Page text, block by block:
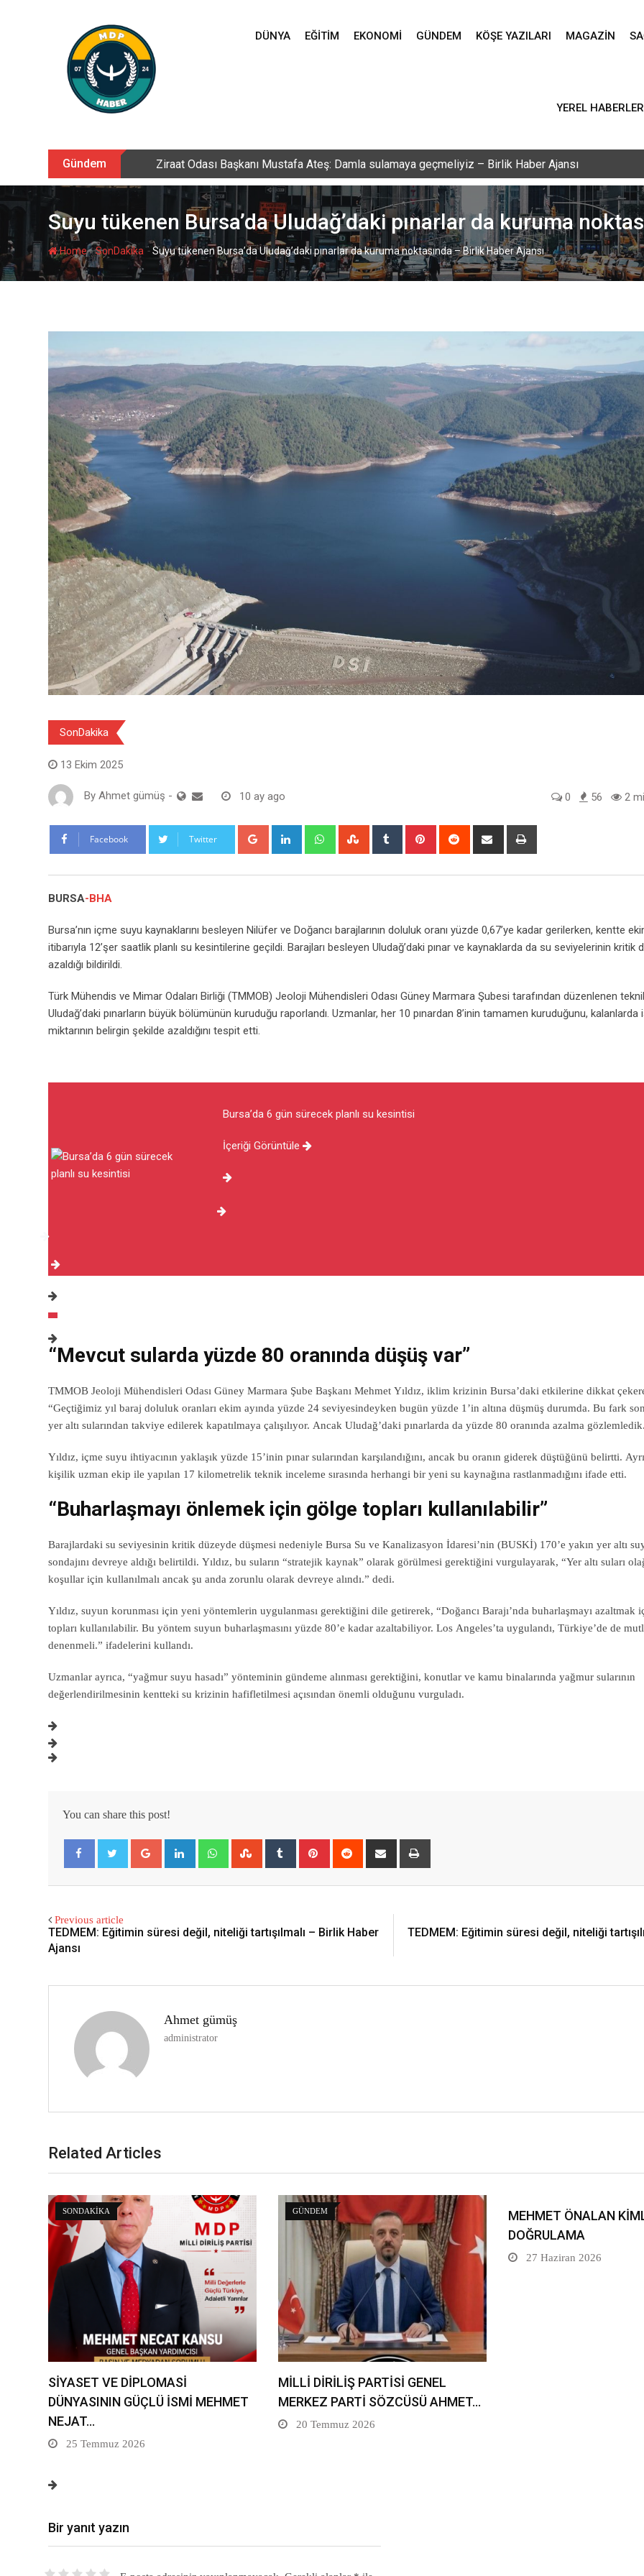
DÜNYA EĞITIM EKONOMI GÜNDEM KÖŞE YAZILARI MAGAZIN
YEREL HABERLER
Gündem Sarıkamış’ta hanımlara yönelik Mevlid-i Nebi programı düzenlendi – Birlik Haber Ajansı
Suyu tükenen Bursa’da Uludağ’daki pınarlar da kuruma
Home-SonDakika-Suyu tükenen Bursa’da Uludağ’daki pınarlar da kuruma noktasında – Birlik Haber Ajansı
SonDakika
13 Ekim 2025
By Ahmet gümüş - 10 ay ago 0 56 2
Facebook Twitter Google+ LinkedIn WhatsappStumbleUpon
Tumblr Pinterest Reddit
Share
BURSA-BHA
Bursa’nın içme suyu kaynaklarını besleyen Nilüfer ve Doğancı barajlarının doluluk oranı yüzde 0,67’ye kadar gerilerken, kentte
itibarıyla 12’şer saatlik planlı su kesintilerine geçildi. Barajları besleyen Uludağ’daki pınar ve kaynaklarda da su seviyelerinin kritik
azaldığı bildirildi.
Türk Mühendis ve Mimar Odaları Birliği (TMMOB) Jeoloji Mühendisleri Odası Güney Marmara Şubesi tarafından düzenlenen
Uludağ’daki pınarların büyük bölümünün kuruduğu raporlandı. Uzmanlar, her 10 pınardan 8’inin tamamen kuruduğunu, kalanlarda
miktarının belirgin şekilde azaldığını tespit etti.
Bursa’da 6 gün sürecek planlı su kesintisi
İçeriği Görüntüle
“Mevcut sularda yüzde 80 oranında düşüş var”
TMMOB Jeoloji Mühendisleri Odası Güney Marmara Şube Başkanı Mehmet Yıldız, iklim krizinin Bursa’daki etkilerine dikkat
“Geçtiğimiz yıl baraj doluluk oranları ekim ayında yüzde 24 seviyesindeyken bugün yüzde 1’in altına düşmüş durumda. Bu fark
yer altı sularından takviye edilerek kapatılmaya çalışılıyor. Ancak Uludağ’daki pınarlarda da yüzde 80 oranında azalma
Yıldız, içme suyu ihtiyacının yaklaşık yüzde 15’inin pınar sularından karşılandığını, ancak bu oranın giderek düştüğünü belirtti.
kişilik uzman ekip ile yapılan 17 kilometrelik teknik inceleme sırasında herhangi bir yeni su kaynağına rastlanmadığını ifade etti.
“Buharlaşmayı önlemek için gölge topları kullanılabilir”
Barajlardaki su seviyesinin kritik düzeyde düşmesi nedeniyle Bursa Su ve Kanalizasyon İdaresi’nin (BUSKİ) 170’e yakın yer altı
sondajını devreye aldığı belirtildi. Yıldız, bu suların “stratejik kaynak” olarak görülmesi gerektiğini vurgulayarak, “Yer altı suları
koşullar için kullanılmalı ancak şu anda zorunlu olarak devreye alındı.” dedi.
Yıldız, suyun korunması için yeni yöntemlerin uygulanması gerektiğini dile getirerek, “Doğancı Barajı’nda buharlaşmayı azaltmak
topları kullanılabilir. Bu yöntem suyun buharlaşmasını yüzde 80’e kadar azaltabiliyor. Los Angeles’ta uygulandı, Türkiye’de de
denenmeli.” ifadelerini kullandı.
Uzmanlar ayrıca, “yağmur suyu hasadı” yönteminin gündeme alınması gerektiğini, konutlar ve kamu binalarında yağmur sularının
değerlendirilmesinin kentteki su krizinin hafifletilmesi açısından önemli olduğunu vurguladı.
You can share this post!
Email
Previous article
TEDMEM: Eğitimin süresi değil, niteliği tartışılmalı – Birlik Haber
Ajansı
TEDMEM: Eğitimin süresi değil, niteliği
Ahmet gümüş
administrator
Related Articles
SONDAKIKA
SİYASET VE DİPLOMASİ
DÜNYASININ GÜÇLÜ İSMİ MEHMET
NEJAT…
25 Temmuz 2026
GÜNDEM
MİLLİ DİRİLİŞ PARTİSİ GENEL
MERKEZ PARTİ SÖZCÜSÜ AHMET…
20 Temmuz 2026
MEHMET ÖNALAN
DOĞRULAMA
27 Haziran 2026
Bir yanıt yazın